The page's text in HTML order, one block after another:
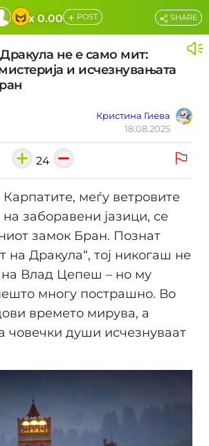
x 0.00 + POST
не e само мит:
и исчезнувањата
Кристина Гиева
18.08.2025
SHARE
24
меѓу ветровите
заборавени јазици, се
замок Бран. Познат
на Дракулa“, тој никогаш не
Влад Цепеш – но му
многу пострашно. Во
времето мирува, а
човечки души исчезнуваат